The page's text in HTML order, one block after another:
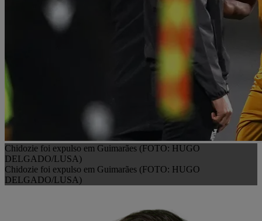
Chidozie foi expulso em Guimarães (FOTO: HUGO
DELGADO/LUSA)
Chidozie foi expulso em Guimarães (FOTO: HUGO
DELGADO/LUSA)